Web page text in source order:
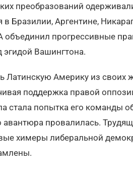
преобразований
в Бразилии, Аргентине,
прогрессивные
Вашингтона.
Латинскую Америку из своих
поддержка правой
стала попытка его команды
авантюра провалилась.
химеры либеральной